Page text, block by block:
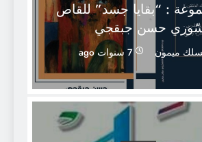
: “بقايا جسد” للقاص
حسن جبقجي
ميمون 7 سنوات ago